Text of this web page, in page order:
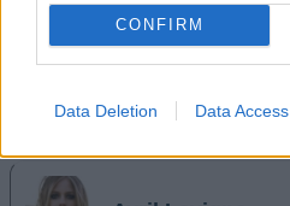
CONFIRM
Data Deletion Data Access
Música Relacionada